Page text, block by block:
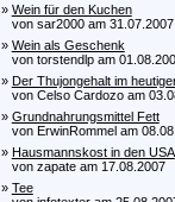
» Wein für den Kuchen
von sar2000 am 31.07.2007
» Wein als Geschenk
von torstendlp am
» Der Thujongehalt im
von Celso Cardozo am
» Grundnahrungsmittel Fett
von ErwinRommel am
» Hausmannskost in den USA
von zapate am 17.08.2007
» Tee